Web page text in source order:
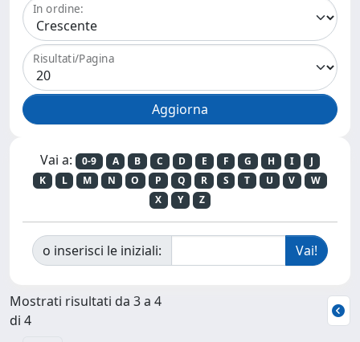
In ordine:
Risultati/Pagina
Vai a: 0-9 A B C D E F G H I
J
K
L M N O P Q R S T U V
W
X
Y Z
o inserisci le iniziali:
Mostrati risultati da 3 a 4
di 4